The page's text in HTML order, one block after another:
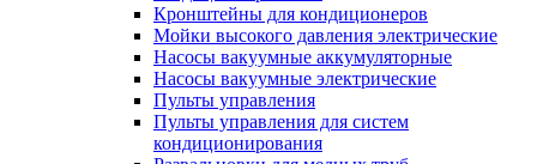
Кронштейны для кондиционеров
Мойки высокого давления электрические
Насосы вакуумные аккумуляторные
Насосы вакуумные электрические
Пульты управления
Пульты управления для систем
кондиционирования